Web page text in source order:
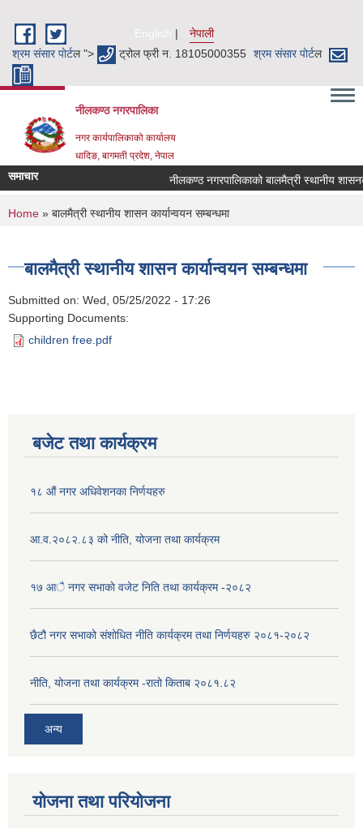
English
नेपाली
श्रम संसार पाेर्टल "> ट्रोल फ्री न. 18105000355 श्रम संसार पाेर्टल
नीलकण्ठ नगरपालिका
नगर कार्यपालिकाको कार्यालय
धादिङ, बागमती प्रदेश, नेपाल
समाचार नीलकण्ठ नगरपालिकाको बालमैत्री स्थानीय
You are here
Home » बालमैत्री स्थानीय शासन कार्यान्वयन सम्बन्धमा
बालमैत्री स्थानीय शासन कार्यान्वयन सम्बन्धमा
Submitted on: Wed, 05/25/2022 - 17:26
Supporting Documents:
children free.pdf
बजेट तथा कार्यक्रम
१८ औं नगर अधिवेशनका निर्णयहरु
आ.व.२०८२.८३ को नीति, योजना तथा कार्यक्रम
१७ आै नगर सभाकाे वजेट निति तथा कार्यक्रम -२०८२
छैटौ नगर सभाको संशोधित नीति कार्यक्रम तथा निर्णयहरु २०८१-२०८२
नीति, योजना तथा कार्यक्रम -रातो किताब २०८१.८२
अन्य
योजना तथा परियोजना